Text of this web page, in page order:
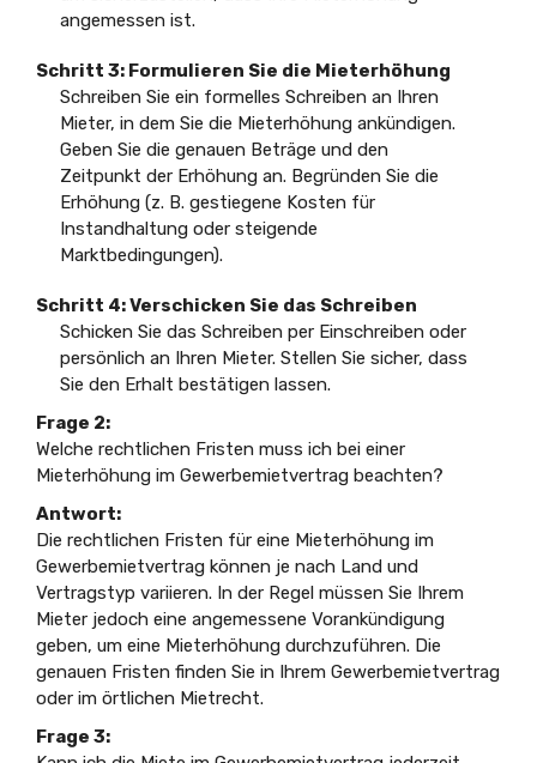
angemessen ist.
Schritt 3: Formulieren Sie die Mieterhöhung
Schreiben Sie ein formelles Schreiben an Ihren
Mieter, in dem Sie die Mieterhöhung ankündigen.
Geben Sie die genauen Beträge und den
Zeitpunkt der Erhöhung an. Begründen Sie die
Erhöhung (z. B. gestiegene Kosten für
Instandhaltung oder steigende
Marktbedingungen).
Schritt 4: Verschicken Sie das Schreiben
Schicken Sie das Schreiben per Einschreiben oder
persönlich an Ihren Mieter. Stellen Sie sicher, dass
Sie den Erhalt bestätigen lassen.
Frage 2:
Welche rechtlichen Fristen muss ich bei einer
Mieterhöhung im Gewerbemietvertrag beachten?
Antwort:
Die rechtlichen Fristen für eine Mieterhöhung im
Gewerbemietvertrag können je nach Land und
Vertragstyp variieren. In der Regel müssen Sie Ihrem
Mieter jedoch eine angemessene Vorankündigung
geben, um eine Mieterhöhung durchzuführen. Die
genauen Fristen finden Sie in Ihrem Gewerbemietvertrag
oder im örtlichen Mietrecht.
Frage 3: